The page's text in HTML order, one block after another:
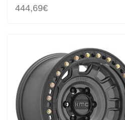
444,69€